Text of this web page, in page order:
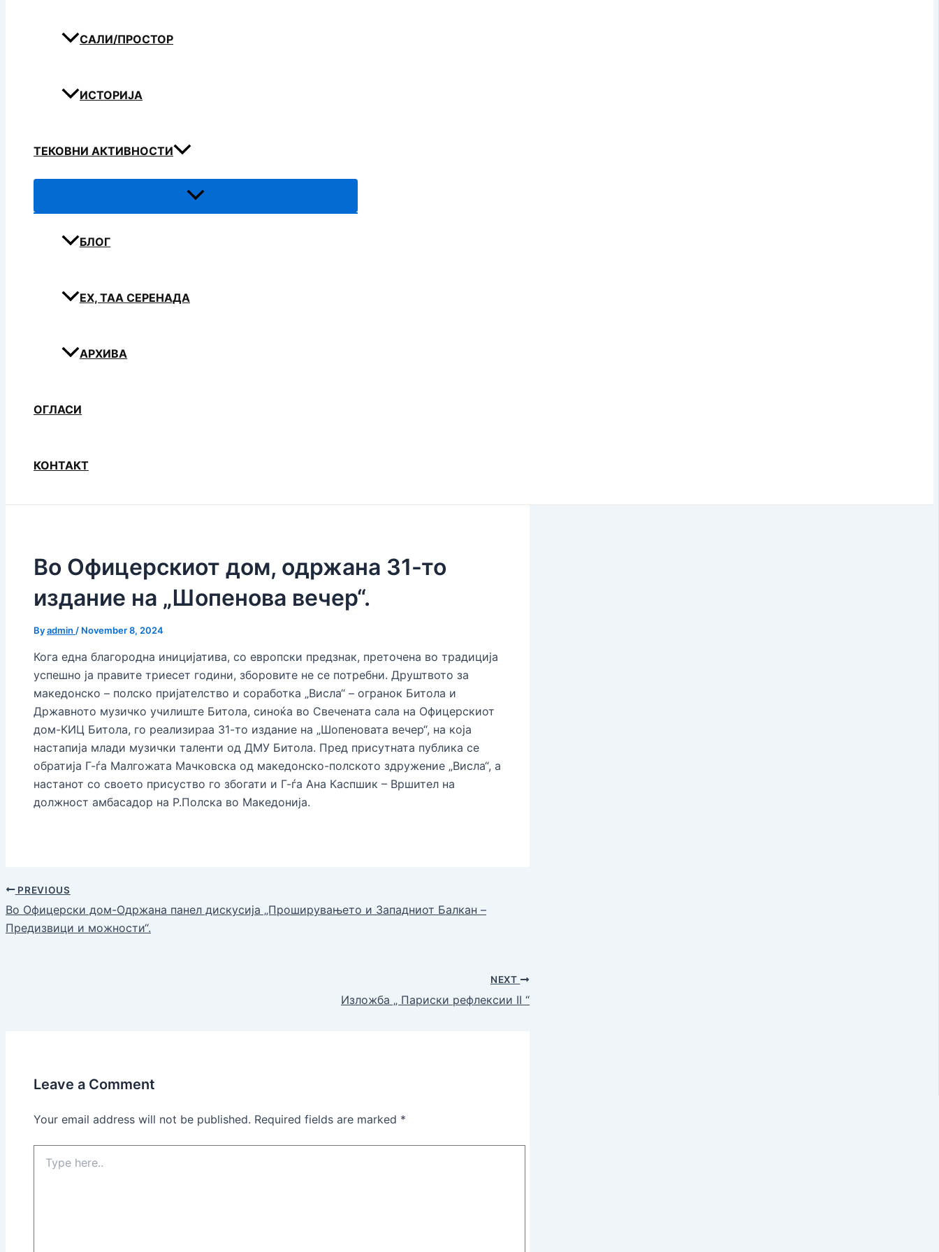
САЛИ/ПРОСТОР
ИСТОРИЈА
ТЕКОВНИ АКТИВНОСТИ
БЛОГ
ЕХ, ТАА СЕРЕНАДА
АРХИВА
ОГЛАСИ
КОНТАКТ
Во Офицерскиот дом, одржана 31-то
издание на „Шопенова вечер“.
Byadmin / November 8, 2024
Кога една благородна иницијатива, со европски предзнак, преточена во традиција
успешно ја правите триесет години, зборовите не се потребни. Друштвото за
македонско – полско пријателство и соработка „Висла“ – огранок Битола и
Државното музичко училиште Битола, синоќа во Свечената сала на Офицерскиот
дом-КИЦ Битола, го реализираа 31-то издание на „Шопеновата вечер“, на која
настапија млади музички таленти од ДМУ Битола. Пред присутната публика се
обратија Г-ѓа Малгожата Мачковска од македонско-полското здружение „Висла“, а
настанот со своето присуство го збогати и Г-ѓа Ана Каспшик – Вршител на
должност амбасадор на Р.Полска во Македонија.
PREVIOUS
Во Офицерски дом-Одржана панел дискусија „Проширувањето и Западниот Балкан –
Предизвици и можности“.
NEXT
Изложба „ Париски рефлексии II “
Leave a Comment
Your email address will not be published. Required fields are marked *